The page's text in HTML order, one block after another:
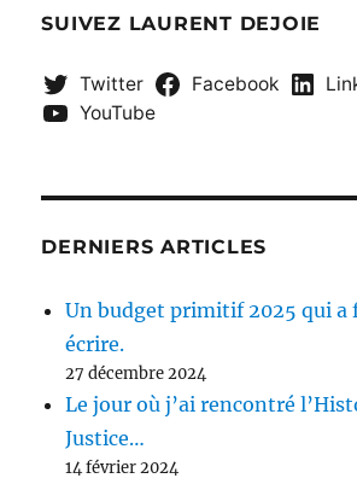
SUIVEZ LAURENT DEJOIE
Twitter Facebook
YouTube
DERNIERS ARTICLES
Un budget primitif 2025 qui a
écrire.
27 décembre 2024
Le jour où j’ai rencontré
Justice…
14 février 2024